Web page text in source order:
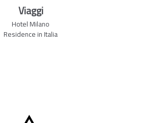
Viaggi
Hotel Milano
Residence in Italia